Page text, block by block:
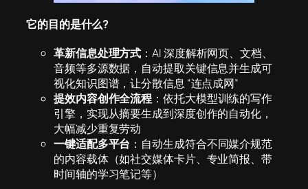
它的目的是什么?
革新信息处理方式 ：AI 深度解析网页、文档、
音频等多源数据，自动提取关键信息并生成可
视化知识图谱，让分散信息 “连点成网”
提效内容创作全流程 ：依托大模型训练的写作
引擎，实现从摘要生成到深度创作的自动化，
大幅减少重复劳动
一键适配多平台 ：自动生成符合不同媒介规范
的内容载体（如社交媒体卡片、专业简报、带
时间轴的学习笔记等）